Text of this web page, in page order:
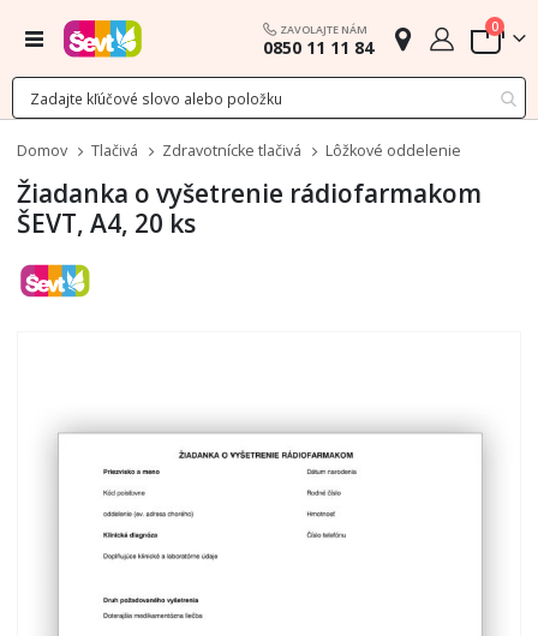
Menu ZAVOLAJTE NÁM
0850 11 11 84 Cart
0
Domov Tlačivá Zdravotnícke tlačivá Lôžkové oddelenie
Žiadanka o vyšetrenie rádiofarmakom
ŠEVT, A4, 20 ks